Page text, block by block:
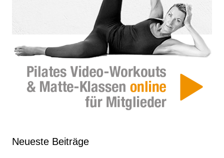
Neueste Beiträge